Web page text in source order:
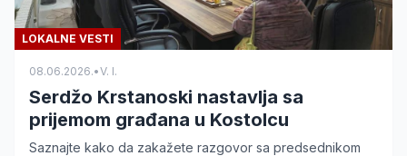
LOKALNE VESTI
08.06.2026.•V. I.
Serdžo Krstanoski nastavlja sa
prijemom građana u Kostolcu
Saznajte kako da zakažete razgovor sa predsednikom